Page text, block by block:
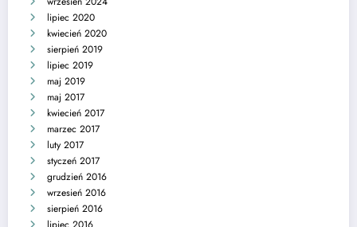
lipiec 2020
kwiecień 2020
sierpień 2019
lipiec 2019
maj 2019
maj 2017
kwiecień 2017
marzec 2017
luty 2017
styczeń 2017
grudzień 2016
wrzesień 2016
sierpień 2016